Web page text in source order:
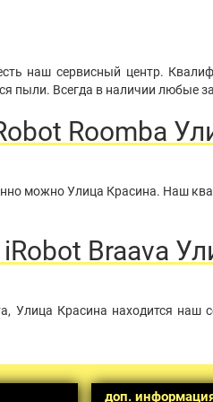
наш сервисный центр.
пыли. Всегда в наличии любые
Roomba
можно Улица Красина. Наш
Braava
Красина находится наш
доп.